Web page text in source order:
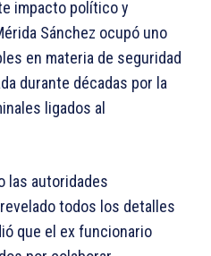
impacto político y
Sánchez ocupó uno
en materia de seguridad
durante décadas por la
ligados al
las autoridades
todos los detalles
que el ex funcionario